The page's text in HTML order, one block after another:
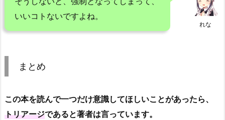
れな
いいコトないですよね。
まとめ
この本を読んで一つだけ意識してほしいことがあったら、
トリアージであると著者は言っています。